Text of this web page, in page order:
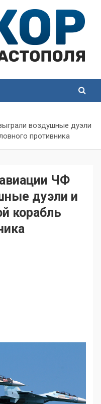
воздушные дуэли
противника
ЧФ
дуэли и
корабль